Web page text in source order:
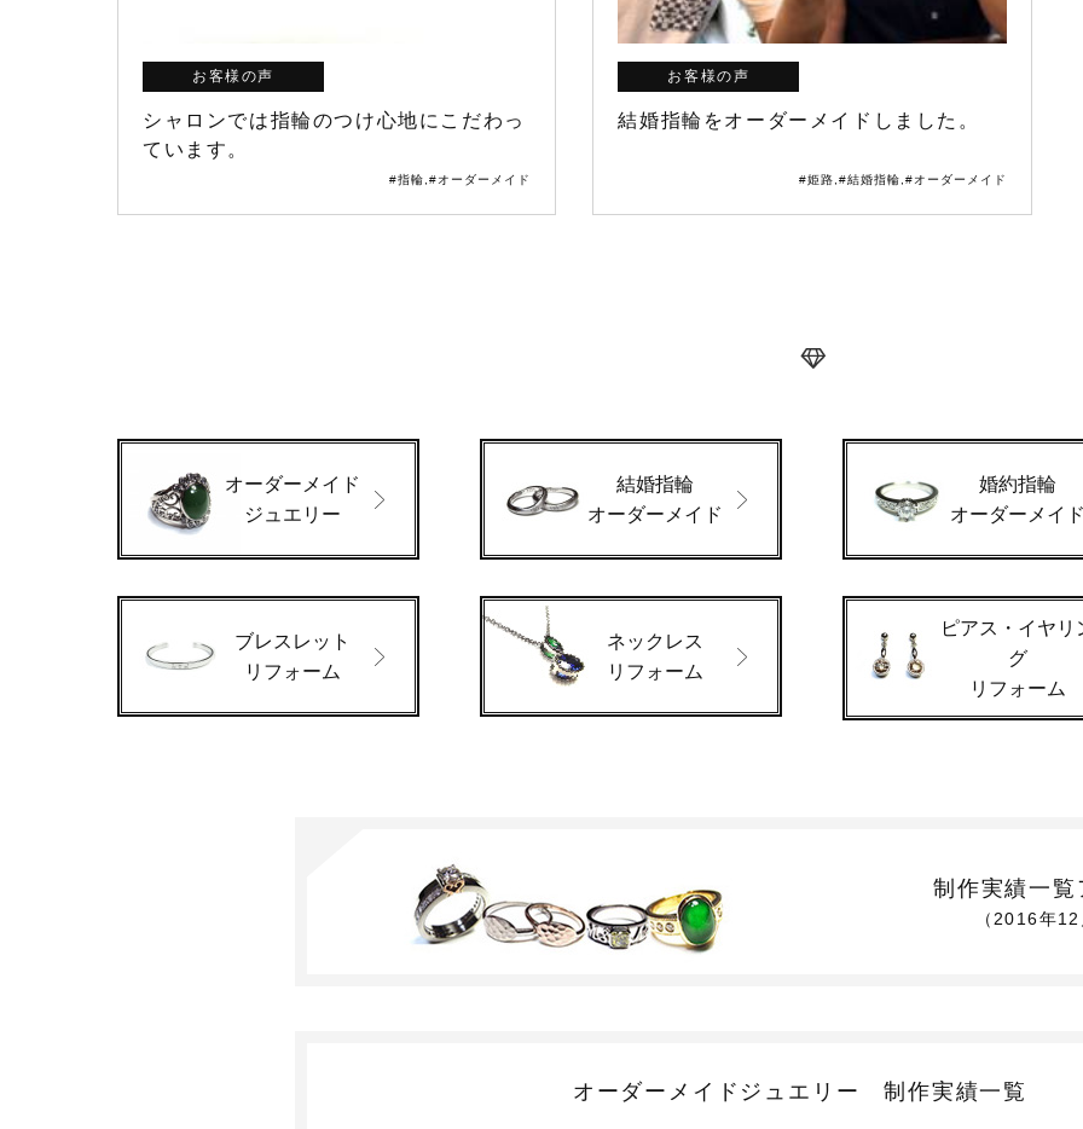
お客様の声
シャロンでは指輪のつけ心地にこだわっ
ています。
#指輪,#オーダーメイド
お客様の声
結婚指輪をオーダーメイドしました。
#姫路,#結婚指輪,#オーダーメイド
オーダーメイド
ジュエリー
結婚指輪
オーダーメイド
婚約指輪
オーダーメイド
ブレスレット
リフォーム
ネックレス
リフォーム
ピアス・イヤリ
グ
リフォーム
制作実績一覧
（2016年12
オーダーメイドジュエリー制作実績一覧